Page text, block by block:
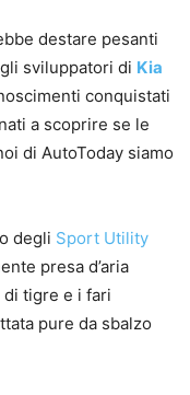
destare pesanti
sviluppatori di Kia
conquistati
a scoprire se le
di AutoToday siamo
degli Sport Utility
presa d’aria
di tigre e i fari
pure da sbalzo